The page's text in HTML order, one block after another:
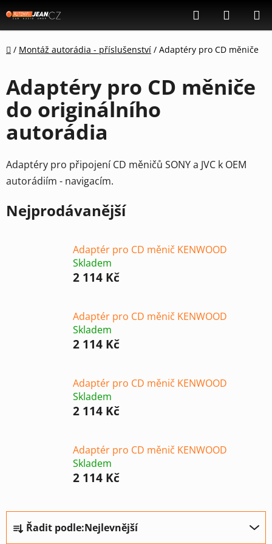
na
obsah
Hledat
KOŠÍK
Domů
/ Montáž autorádia - příslušenství / Adaptéry pro CD měniče
Adaptéry pro CD měniče
do originálního
autorádia
Adaptéry pro připojení CD měničů SONY a JVC k OEM
autorádiím - navigacím.
Nejprodávanější
Adaptér pro CD měnič KENWOOD
Skladem
2 114 Kč
Adaptér pro CD měnič KENWOOD
Skladem
2 114 Kč
Adaptér pro CD měnič KENWOOD
Skladem
2 114 Kč
Adaptér pro CD měnič KENWOOD
Skladem
2 114 Kč
Ř
a Řadit podle:Nejlevnější